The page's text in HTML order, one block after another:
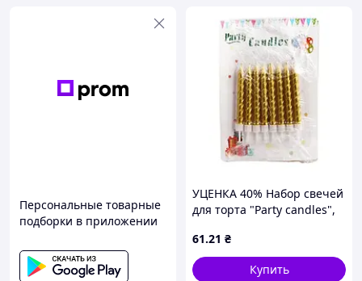
Персональные товарные
подборки в приложении
УЦЕНКА 40% Набор свечей
для торта "Party candles",
цена за 4 шт. 1/2
61.21 ₴
Купить